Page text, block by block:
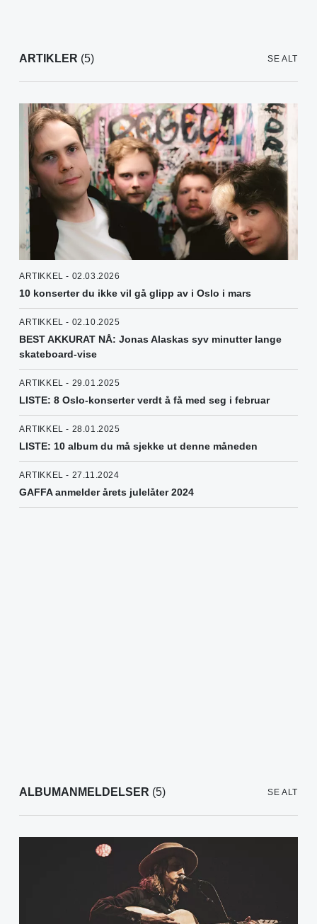
ARTIKLER (5) SE ALT
ARTIKKEL - 02.03.2026
10 konserter du ikke vil gå glipp av i Oslo i mars
ARTIKKEL - 02.10.2025
BEST AKKURAT NÅ: Jonas Alaskas syv minutter lange
skateboard-vise
ARTIKKEL - 29.01.2025
LISTE: 8 Oslo-konserter verdt å få med seg i februar
ARTIKKEL - 28.01.2025
LISTE: 10 album du må sjekke ut denne måneden
ARTIKKEL - 27.11.2024
GAFFA anmelder årets julelåter 2024
ALBUMANMELDELSER (5) SE ALT